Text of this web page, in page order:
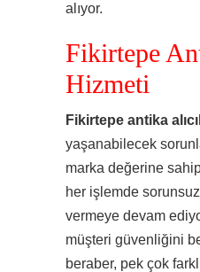
alıyor.
Fikirtepe
Hizmeti
Fikirtepe antika
yaşanabilecek
marka değerine
her işlemde
vermeye devam
müşteri güvenliğini
beraber, pek çok